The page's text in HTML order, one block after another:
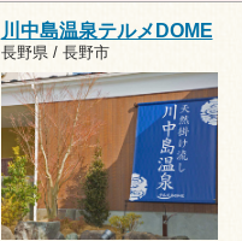
川中島温泉テルメDOME
長野県 / 長野市